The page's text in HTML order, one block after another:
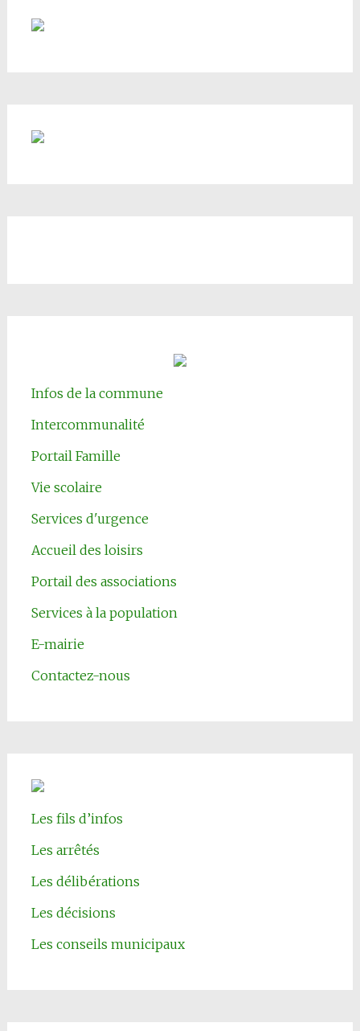
Infos de la commune
Intercommunalité
Portail Famille
Vie scolaire
Services d'urgence
Accueil des loisirs
Portail des associations
Services à la population
E-mairie
Contactez-nous
Les fils d’infos
Les arrêtés
Les délibérations
Les décisions
Les conseils municipaux